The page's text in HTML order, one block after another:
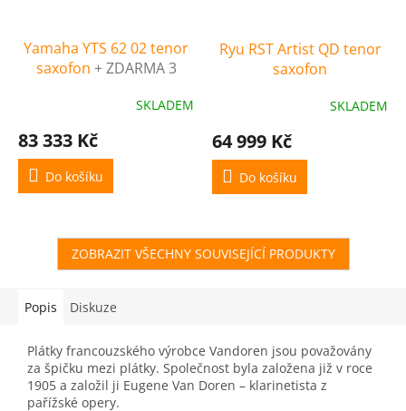
Yamaha YTS 62 02 tenor
saxofon + ZDARMA 3
nástroje (v hodnotě 4500
SKLADEM
83 333 Kč
Do košíku
Ryu RST Artist QD tenor
saxofon
SKLADEM
64 999 Kč
Do košíku
ZOBRAZIT VŠECHNY SOUVISEJÍCÍ PRODUKTY
Popis Diskuze
Plátky francouzského výrobce Vandoren jsou považovány
za špičku mezi plátky. Společnost byla založena již v roce
1905 a založil ji Eugene Van Doren – klarinetista z
pařížské opery.